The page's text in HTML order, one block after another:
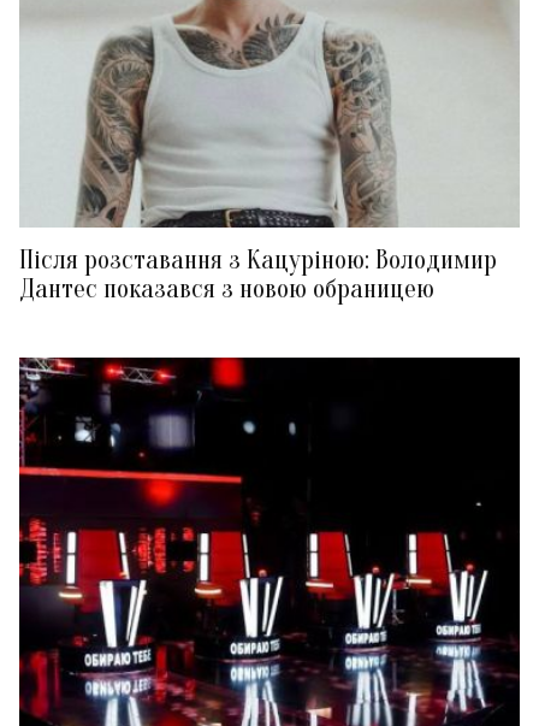
Після розставання з Кацуріною: Володимир
Дантес показався з новою обраницею